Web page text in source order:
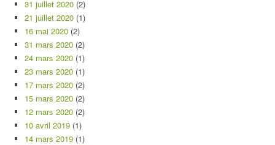
31 juillet 2020 (2)
21 juillet 2020 (1)
16 mai 2020 (2)
31 mars 2020 (2)
24 mars 2020 (1)
23 mars 2020 (1)
17 mars 2020 (2)
15 mars 2020 (2)
12 mars 2020 (2)
10 avril 2019 (1)
14 mars 2019 (1)